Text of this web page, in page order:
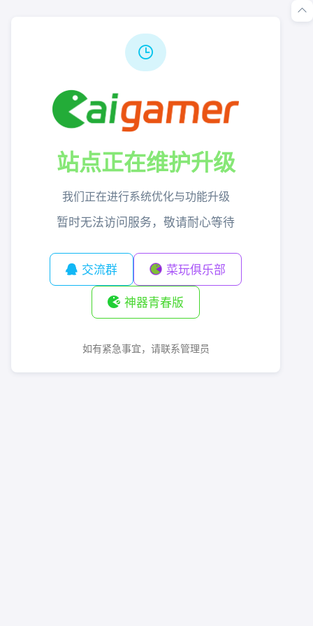
站点正在维护升级
我们正在进行系统优化与功能升级
暂时无法访问服务，敬请耐心等待
交流群 菜玩俱乐部
神器青春版
如有紧急事宜，请联系管理员